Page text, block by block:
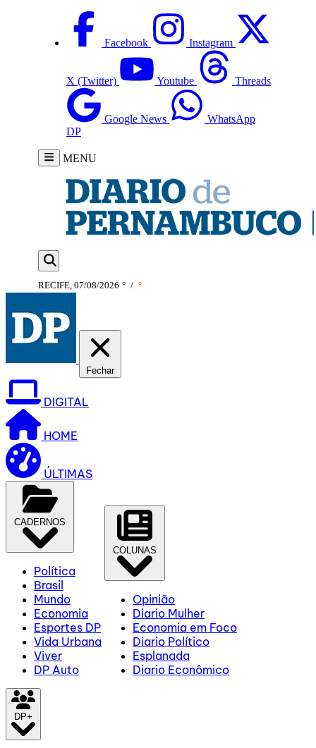
Facebook Instagram
X (Twitter) Youtube Threads
Google News
WhatsApp
DP
MENU
RECIFE, 07/08/2026 ° / °
Fechar
DIGITAL
HOME
ÚLTIMAS
CADERNOS
Política
Brasil
Mundo
Economia
Esportes DP
Vida Urbana
Viver
DP Auto
COLUNAS
Opinião
Diario Mulher
Economia em Foco
Diario Político
Esplanada
Diario Econômico
DP+